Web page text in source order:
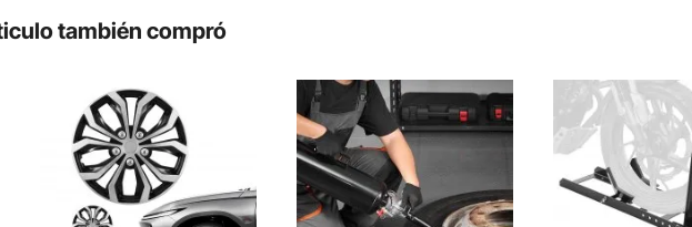
una estructura de cobertura total que envuelve las llantas de acero, reduciendo
de la carretera y ocultando pequeños arañazos, manteniendo así las llantas en
buen estado.
también compró